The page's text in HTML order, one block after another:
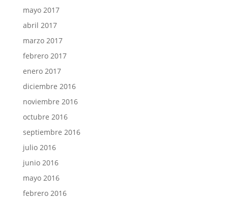
mayo 2017
abril 2017
marzo 2017
febrero 2017
enero 2017
diciembre 2016
noviembre 2016
octubre 2016
septiembre 2016
julio 2016
junio 2016
mayo 2016
febrero 2016